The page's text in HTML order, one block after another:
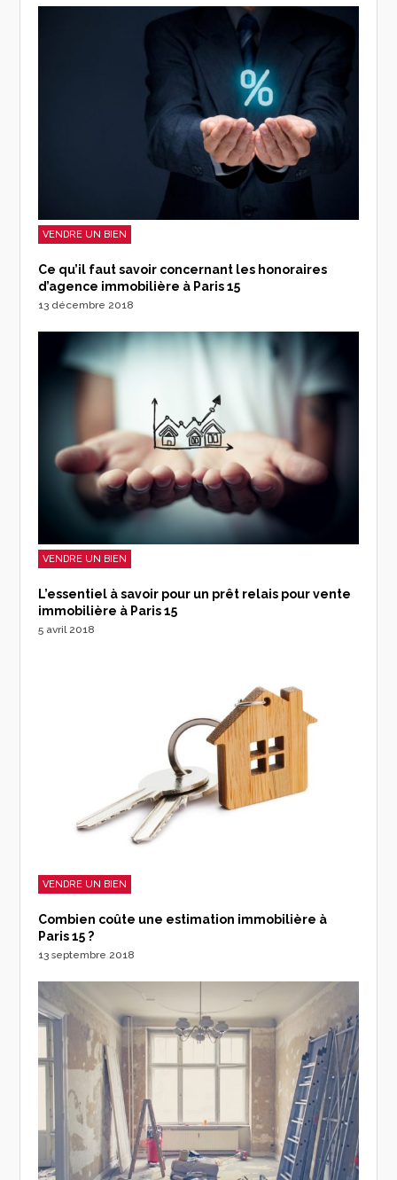
VENDRE UN BIEN
Ce qu’il faut savoir concernant les honoraires
d’agence immobilière à Paris 15
13 décembre 2018
VENDRE UN BIEN
L’essentiel à savoir pour un prêt relais pour vente
immobilière à Paris 15
5 avril 2018
VENDRE UN BIEN
Combien coûte une estimation immobilière à
Paris 15 ?
13 septembre 2018